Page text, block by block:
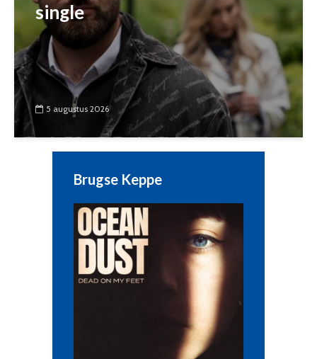
single
5 augustus 2026
Brugse Keppe